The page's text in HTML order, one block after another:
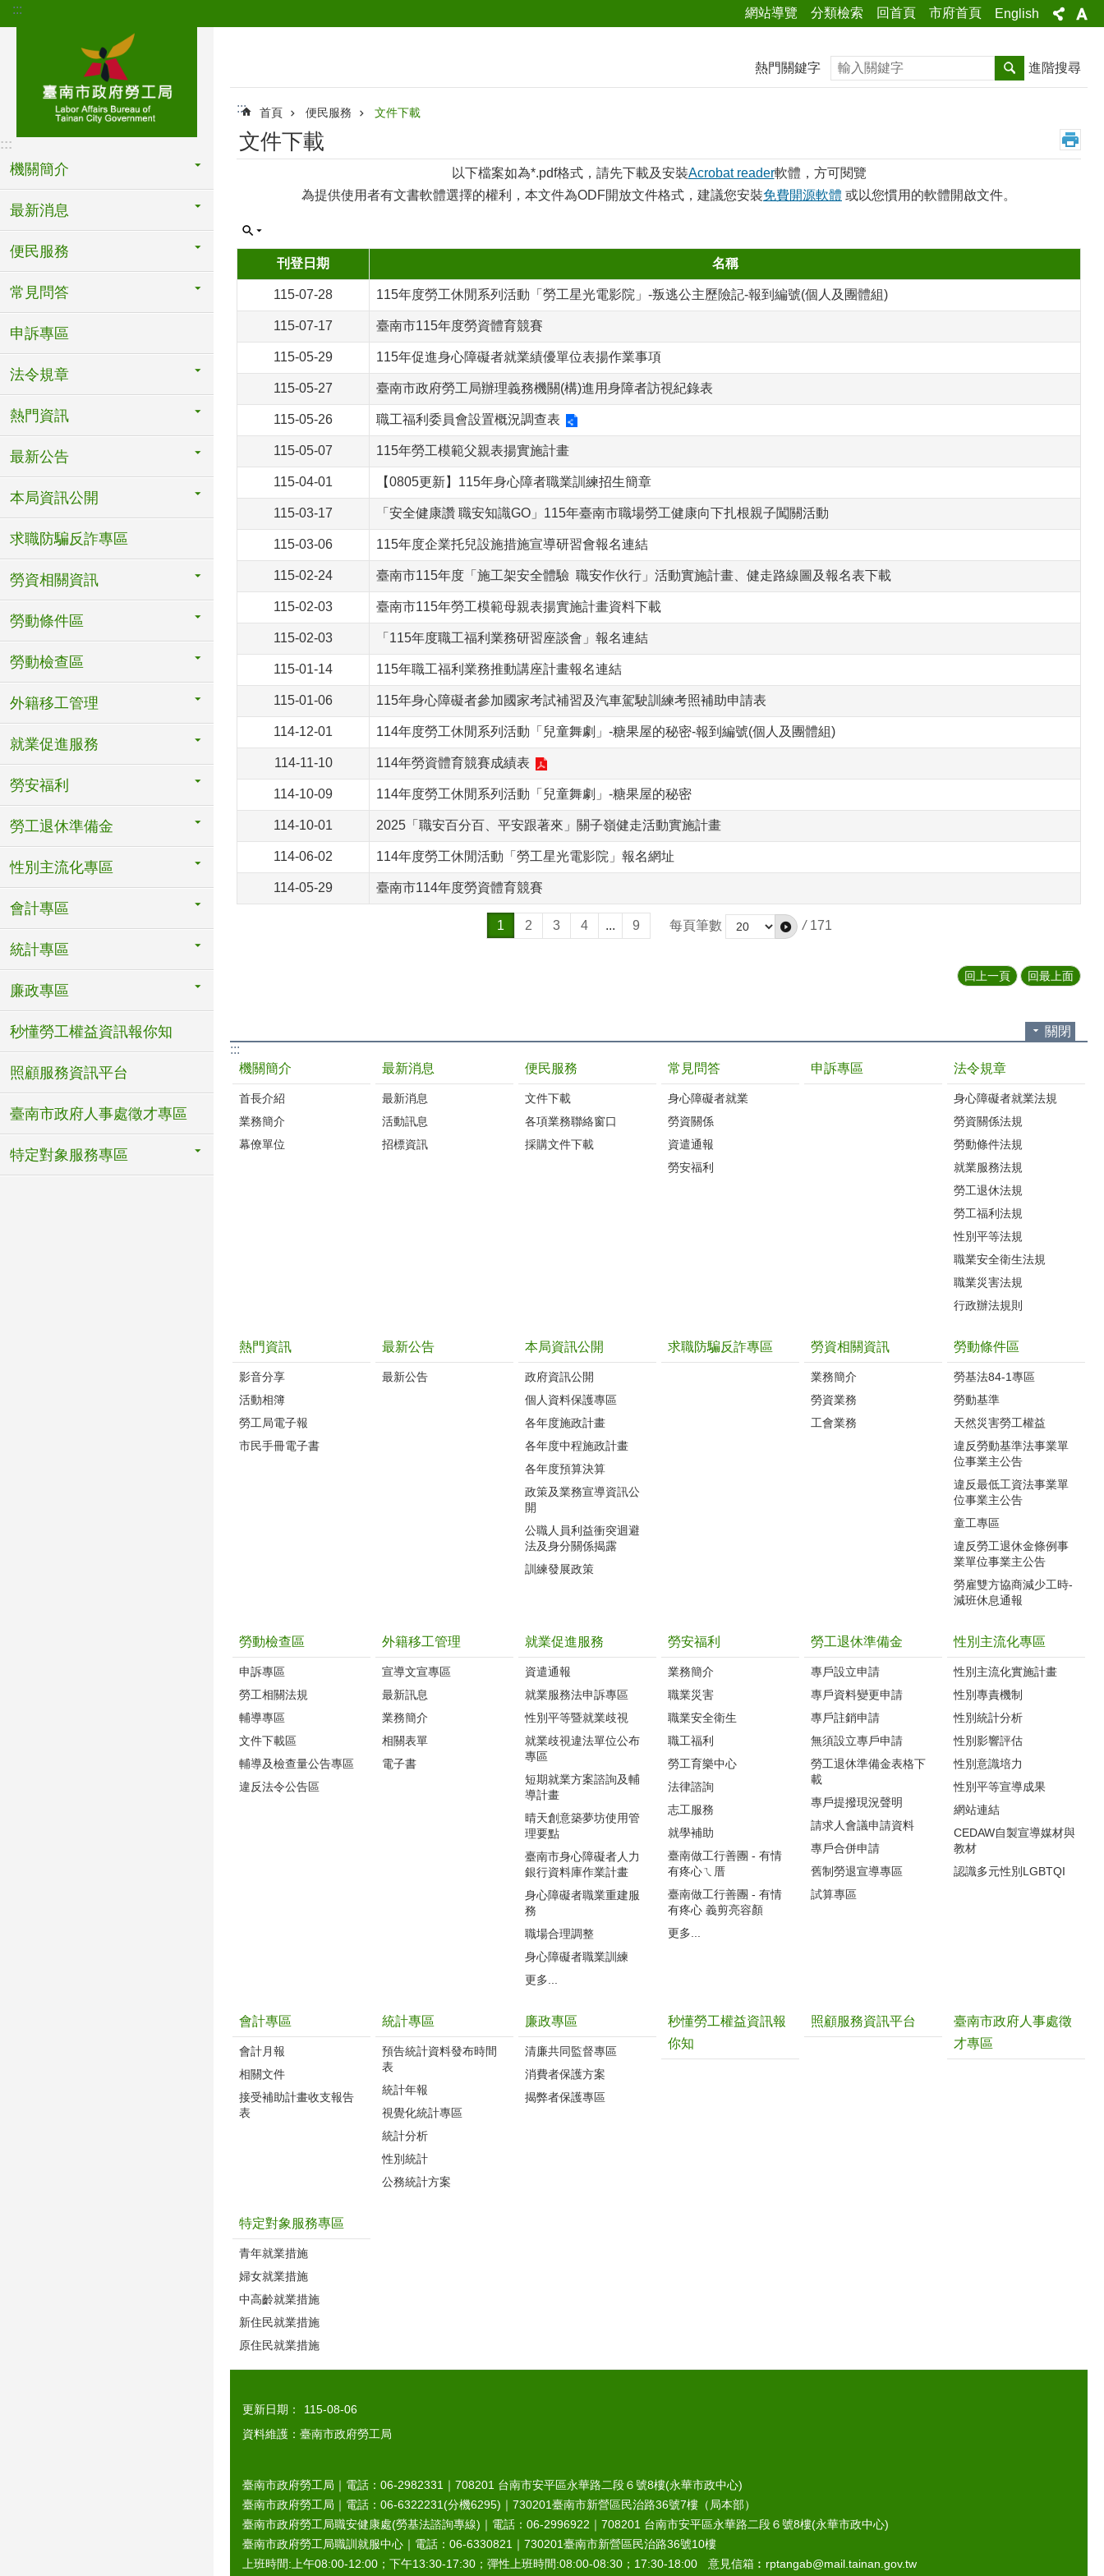
跳到主要內容區塊
::: 網站導覽 分類檢索 回首頁 市府首頁 English
:::
機關簡介
最新消息
便民服務
常見問答
申訴專區
法令規章
熱門資訊
最新公告
本局資訊公開
求職防騙反詐專區
勞資相關資訊
勞動條件區
勞動檢查區
外籍移工管理
就業促進服務
勞安福利
勞工退休準備金
性別主流化專區
會計專區
統計專區
廉政專區
秒懂勞工權益資訊報你知
照顧服務資訊平台
臺南市政府人事處徵才專區
特定對象服務專區
熱門關鍵字 搜尋 進階搜尋
::: 首頁 便民服務 文件下載
文件下載
以下檔案如為*.pdf格式，請先下載及安裝Acrobat reader軟體，方可閱覽
為提供使用者有文書軟體選擇的權利，本文件為ODF開放文件格式，建議您安裝免費開源軟體 或以您慣用的軟體開啟文件。
刊登日期 名稱
115-07-28 115年度勞工休閒系列活動「勞工星光電影院」-叛逃公主歷險記-報到編號(個人及團體組)
115-07-17 臺南市115年度勞資體育競賽
115-05-29 115年促進身心障礙者就業績優單位表揚作業事項
115-05-27 臺南市政府勞工局辦理義務機關(構)進用身障者訪視紀錄表
115-05-26 職工福利委員會設置概況調查表
115-05-07 115年勞工模範父親表揚實施計畫
115-04-01 【0805更新】115年身心障者職業訓練招生簡章
115-03-17 「安全健康讚 職安知識GO」115年臺南市職場勞工健康向下扎根親子闖關活動
115-03-06 115年度企業托兒設施措施宣導研習會報名連結
115-02-24 臺南市115年度「施工架安全體驗 職安作伙行」活動實施計畫、健走路線圖及報名表下載
115-02-03 臺南市115年勞工模範母親表揚實施計畫資料下載
115-02-03 「115年度職工福利業務研習座談會」報名連結
115-01-14 115年職工福利業務推動講座計畫報名連結
115-01-06 115年身心障礙者參加國家考試補習及汽車駕駛訓練考照補助申請表
114-12-01 114年度勞工休閒系列活動「兒童舞劇」-糖果屋的秘密-報到編號(個人及團體組)
114-11-10 114年勞資體育競賽成績表
114-10-09 114年度勞工休閒系列活動「兒童舞劇」-糖果屋的秘密
114-10-01 2025「職安百分百、平安跟著來」關子嶺健走活動實施計畫
114-06-02 114年度勞工休閒活動「勞工星光電影院」報名網址
114-05-29 臺南市114年度勞資體育競賽
1 2 3 4 ... 9 每頁筆數 / 171
回上一頁 回最上面
關閉
:::
機關簡介
首長介紹
業務簡介
幕僚單位
最新消息
最新消息
活動訊息
招標資訊
便民服務
文件下載
各項業務聯絡窗口
採購文件下載
常見問答
身心障礙者就業
勞資關係
資遣通報
勞安福利
申訴專區 法令規章
身心障礙者就業法規
勞資關係法規
勞動條件法規
就業服務法規
勞工退休法規
勞工福利法規
性別平等法規
職業安全衛生法規
職業災害法規
行政辦法規則
熱門資訊
影音分享
活動相簿
勞工局電子報
市民手冊電子書
最新公告
最新公告
本局資訊公開
政府資訊公開
個人資料保護專區
各年度施政計畫
各年度中程施政計畫
各年度預算決算
政策及業務宣導資訊公
開
公職人員利益衝突迴避
法及身分關係揭露
訓練發展政策
求職防騙反詐專區 勞資相關資訊
業務簡介
勞資業務
工會業務
勞動條件區
勞基法84-1專區
勞動基準
天然災害勞工權益
違反勞動基準法事業單
位事業主公告
違反最低工資法事業單
位事業主公告
童工專區
違反勞工退休金條例事
業單位事業主公告
勞雇雙方協商減少工時-
減班休息通報
勞動檢查區
申訴專區
勞工相關法規
輔導專區
文件下載區
輔導及檢查量公告專區
違反法令公告區
外籍移工管理
宣導文宣專區
最新訊息
業務簡介
相關表單
電子書
就業促進服務
資遣通報
就業服務法申訴專區
性別平等暨就業歧視
就業歧視違法單位公布
專區
短期就業方案諮詢及輔
導計畫
晴天創意築夢坊使用管
理要點
臺南市身心障礙者人力
銀行資料庫作業計畫
身心障礙者職業重建服
務
職場合理調整
身心障礙者職業訓練
更多...
勞安福利
業務簡介
職業災害
職業安全衛生
職工福利
勞工育樂中心
法律諮詢
志工服務
就學補助
臺南做工行善團 - 有情
有疼心ㄟ厝
臺南做工行善團 - 有情
有疼心 義剪亮容顏
更多...
勞工退休準備金
專戶設立申請
專戶資料變更申請
專戶註銷申請
無須設立專戶申請
勞工退休準備金表格下
載
專戶提撥現況聲明
請求人會議申請資料
專戶合併申請
舊制勞退宣導專區
試算專區
性別主流化專區
性別主流化實施計畫
性別專責機制
性別統計分析
性別影響評估
性別意識培力
性別平等宣導成果
網站連結
CEDAW自製宣導媒材與
教材
認識多元性別LGBTQI
會計專區
會計月報
相關文件
接受補助計畫收支報告
表
統計專區
預告統計資料發布時間
表
統計年報
視覺化統計專區
統計分析
性別統計
公務統計方案
廉政專區
清廉共同監督專區
消費者保護方案
揭弊者保護專區
秒懂勞工權益資訊報
你知
照顧服務資訊平台
臺南市政府人事處徵
才專區
特定對象服務專區
青年就業措施
婦女就業措施
中高齡就業措施
新住民就業措施
原住民就業措施
更新日期：
115-08-06
資料維護：臺南市政府勞工局
臺南市政府勞工局｜電話：06-2982331｜ 708201 台南市安平區永華路二段６號8樓(永華市政中心)
臺南市政府勞工局｜電話：06-6322231(分機6295)｜ 730201臺南市新營區民治路36號7樓（局本部）
臺南市政府勞工局職安健康處(勞基法諮詢專線)｜電話：06-2996922｜ 708201 台南市安平區永華路二段６號8樓(永華市政中心)
臺南市政府勞工局職訓就服中心｜電話：06-6330821｜ 730201臺南市新營區民治路36號10樓
上班時間:上午08:00-12:00；下午13:30-17:30；彈性上班時間:08:00-08:30；17:30-18:00 意見信箱︰rptangab@mail.tainan.gov.tw